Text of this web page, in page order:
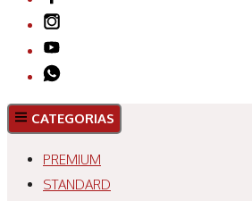
CATEGORIAS
PREMIUM
STANDARD